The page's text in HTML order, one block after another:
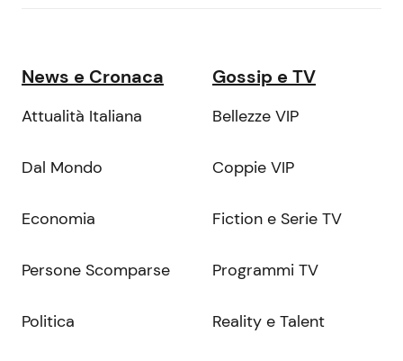
News e Cronaca
Attualità Italiana
Dal Mondo
Economia
Persone Scomparse
Politica
Gossip e TV
Bellezze VIP
Coppie VIP
Fiction e Serie TV
Programmi TV
Reality e Talent